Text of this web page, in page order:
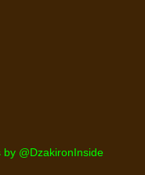
by @DzakironInside